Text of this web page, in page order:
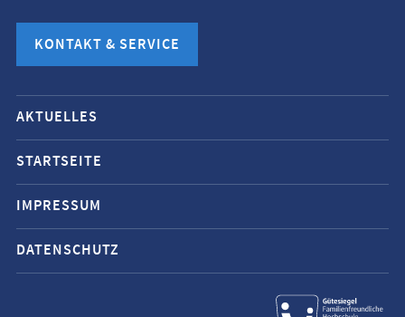
KONTAKT & SERVICE
Mobile-
Service-
Navigation
und
Social
Media
Kontakte
AKTUELLES
STARTSEITE
IMPRESSUM
DATENSCHUTZ